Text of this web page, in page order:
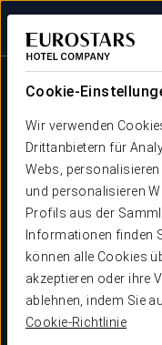
Cookie-
Wir verwenden
Drittanbietern für
Webs,
und personalisieren
Profils aus der
Informationen finden
können alle Cookies
akzeptieren oder ihre
ablehnen, indem Sie
Cookie-Richtlinie
WIR